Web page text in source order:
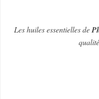
Les huiles essentielles de